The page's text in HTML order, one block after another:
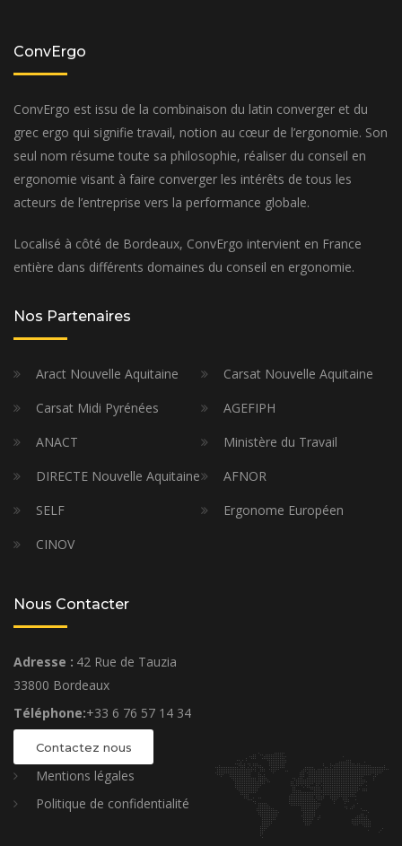
ConvErgo
ConvErgo est issu de la combinaison du latin converger et du
grec ergo qui signifie travail, notion au cœur de l’ergonomie. Son
seul nom résume toute sa philosophie, réaliser du conseil en
ergonomie visant à faire converger les intérêts de tous les
acteurs de l’entreprise vers la performance globale.
Localisé à côté de Bordeaux, ConvErgo intervient en France
entière dans différents domaines du conseil en ergonomie.
Nos Partenaires
Aract Nouvelle Aquitaine
Carsat Nouvelle Aquitaine
Carsat Midi Pyrénées
AGEFIPH
ANACT
Ministère du Travail
DIRECTE Nouvelle Aquitaine
AFNOR
SELF
Ergonome Européen
CINOV
Nous Contacter
Adresse : 42 Rue de Tauzia
33800 Bordeaux
Téléphone:+33 6 76 57 14 34
Contactez nous
Mentions légales
Politique de confidentialité